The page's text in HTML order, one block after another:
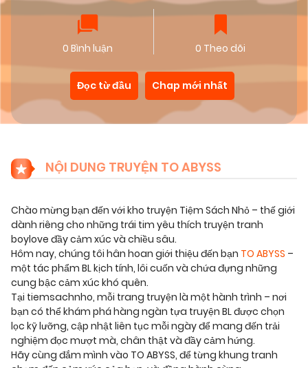
0 Bình luận 0 Theo dõi
Đọc từ đầu Chap mới nhất
NỘI DUNG TRUYỆN TO ABYSS
Chào mừng bạn đến với kho truyện Tiệm Sách Nhỏ – thế giới
dành riêng cho những trái tim yêu thích truyện tranh
boylove đầy cảm xúc và chiều sâu.
Hôm nay, chúng tôi hân hoan giới thiệu đến bạn TO ABYSS –
một tác phẩm BL kịch tính, lôi cuốn và chứa đựng những
cung bậc cảm xúc khó quên.
Tại tiemsachnho, mỗi trang truyện là một hành trình – nơi
bạn có thể khám phá hàng ngàn tựa truyện BL được chọn
lọc kỹ lưỡng, cập nhật liên tục mỗi ngày để mang đến trải
nghiệm đọc mượt mà, chân thật và đầy cảm hứng.
Hãy cùng đắm mình vào TO ABYSS, để từng khung tranh